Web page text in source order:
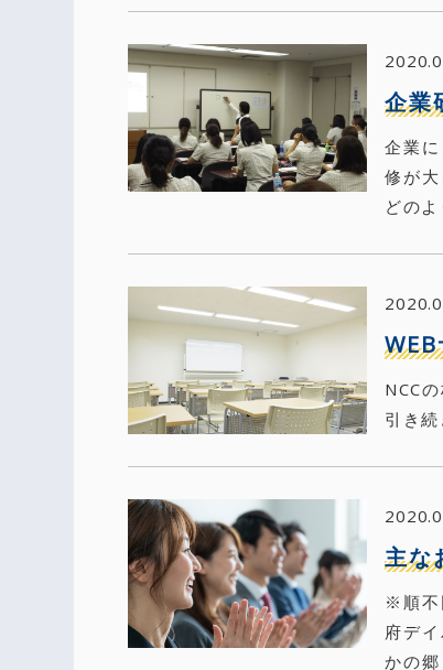
企業
企業
修が
どの
NCC
引き
主な
※順不
府デ
かの